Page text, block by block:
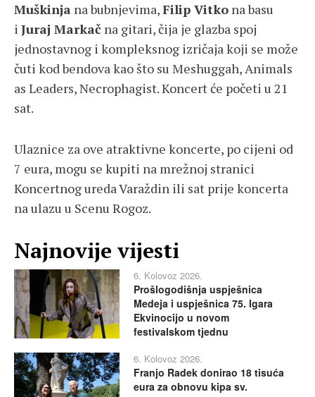
Muškinja na bubnjevima,Filip Vitko na basu
i Juraj Markač na gitari, čija je glazba spoj
jednostavnog i kompleksnog izričaja koji se može
čuti kod bendova kao što su Meshuggah, Animals
as Leaders, Necrophagist. Koncert će početi u 21
sat.
Ulaznice za ove atraktivne koncerte, po cijeni od
7 eura, mogu se kupiti na mrežnoj stranici
Koncertnog ureda Varaždin ili sat prije koncerta
na ulazu u Scenu Rogoz.
Najnovije vijesti
6. Kolovoz 2026.
Prošlogodišnja uspješnica
Medeja i uspješnica 75. Igara
Ekvinocijo u novom
festivalskom tjednu
6. Kolovoz 2026.
Franjo Radek donirao 18 tisuća
eura za obnovu kipa sv.